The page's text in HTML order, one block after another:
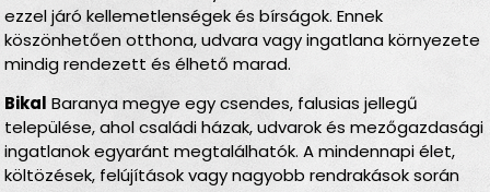
ezzel járó kellemetlenségek és bírságok. Ennek
köszönhetően otthona, udvara vagy ingatlana környezete
mindig rendezett és élhető marad.
Bikal Baranya megye egy csendes, falusias jellegű
települése, ahol családi házak, udvarok és mezőgazdasági
ingatlanok egyaránt megtalálhatók. A mindennapi élet,
költözések, felújítások vagy nagyobb rendrakások során